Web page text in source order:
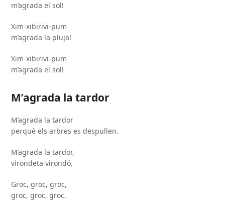
m’agrada el sol!
Xim-xibirivi-pum
m’agrada la pluja!
Xim-xibirivi-pum
m’agrada el sol!
M’agrada la tardor
M’agrada la tardor
perquè els arbres es despullen.
M’agrada la tardor,
virondeta virondó.
Groc, groc, groc,
groc, groc, groc.